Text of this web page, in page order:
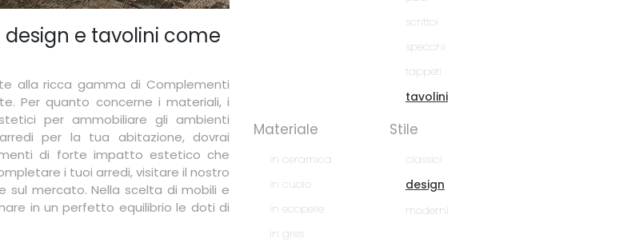
e tavolini come
alla ricca gamma di Complementi
Per quanto concerne i materiali, i
per ammobiliare gli ambienti
per la tua abitazione, dovrai
di forte impatto estetico che
i tuoi arredi, visitare il nostro
sul mercato. Nella scelta di mobili e
in un perfetto equilibrio le doti di
scrittoi
specchi
tappeti
tavolini
Materiale
in ceramica
in cuoio
in ecopelle
in gres
Stile
classici
design
moderni